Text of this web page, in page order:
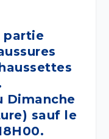
partie
Dimanche
sauf le